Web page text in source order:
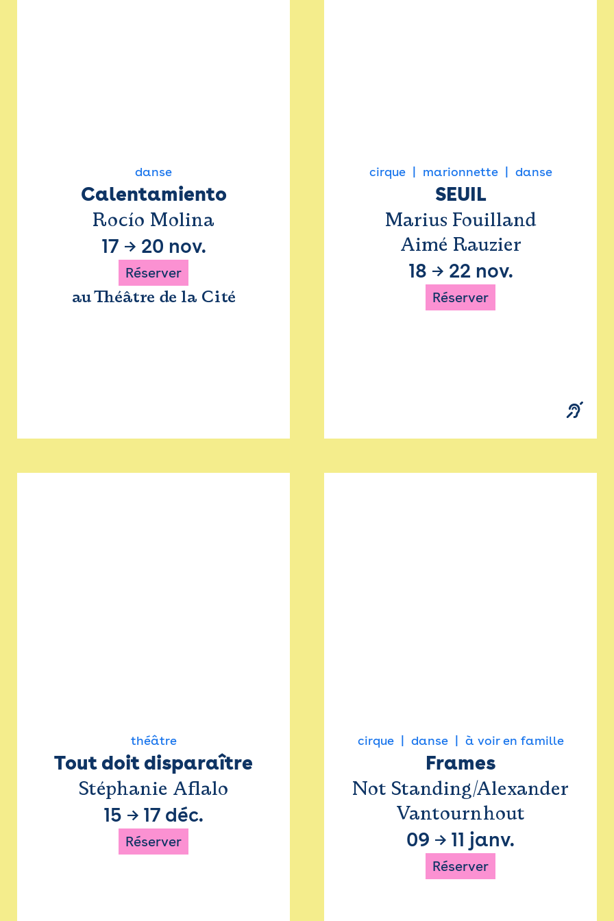
danse
Calentamiento
Rocío Molina
17 → 20 nov.
Réserver
au Théâtre de la Cité
cirque marionnette danse
SEUIL
Marius Fouilland
Aimé Rauzier
18 → 22 nov.
Réserver
théâtre
Tout doit disparaître
Stéphanie Aflalo
15 → 17 déc.
Réserver
cirque danse à voir en famille
Frames
Not Standing/Alexander
Vantournhout
09 → 11 janv.
Réserver